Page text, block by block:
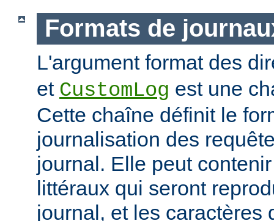
Formats de
L'argument format des
et CustomLog est une
Cette chaîne définit le
journalisation des
journal. Elle peut
littéraux qui seront
journal, et les caractères